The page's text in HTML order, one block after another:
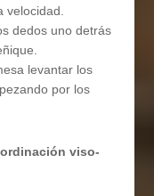
velocidad.
dedos uno detrás
levantar los
por los
viso-